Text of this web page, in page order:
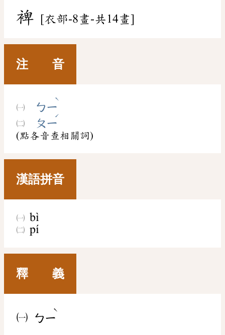
裨 [衣部-8畫-共14畫]
注 音
ㄅㄧ
ˋ
ㄆㄧ
ˊ
(點各音查相關詞)
漢語拼音
bì
pí
釋 義
㈠ ㄅㄧ
ˋ